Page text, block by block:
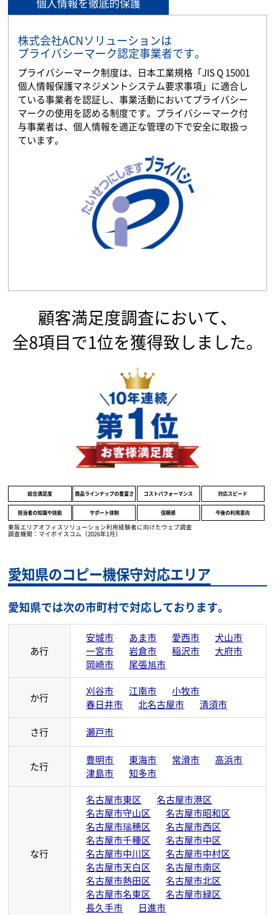
株式会社ACNソリューションは
プライバシーマーク認定事業者です。
プライバシーマーク制度は、日本工業規格「JIS Q 15001
個人情報保護マネジメントシステム要求事項」に適合し
ている事業者を認証し、事業活動においてプライバシー
マークの使用を認める制度です。プライバシーマーク付
与事業者は、個人情報を適正な管理の下で安全に取扱っ
ています。
顧客満足度調査において、
全8項目で1位を獲得致しました。
総合満足度 商品ラインナップの豊富さ コストパフォーマンス 対応スピード
担当者の知識や技能 サポート体制 信頼感 今後の利用意向
東阪エリアオフィスソリューション利用経験者に向けたウェブ調査
調査機関：マイボイスコム（2026年1月）
愛知県のコピー機保守対応エリア
愛知県では次の市町村で対応しております。
あ行
安城市 あま市 愛西市
犬山市
一宮市
岩倉市 稲沢市
大府市
岡崎市
尾張旭市
か行
刈谷市 江南市
小牧市
春日井市
北名古屋市 清須市
さ行 瀬戸市
た行
豊明市 東海市 常滑市
高浜市
津島市
知多市
な行
名古屋市東区
名古屋市港区
名古屋市守山区
名古屋市昭和区
名古屋市瑞穂区
名古屋市西区
名古屋市千種区
名古屋市中区
名古屋市中川区
名古屋市中村区
名古屋市天白区
名古屋市南区
名古屋市熱田区
名古屋市北区
名古屋市名東区
名古屋市緑区
長久手市
日進市